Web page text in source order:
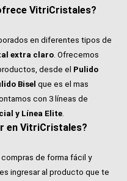
VitriCristales?
en diferentes tipos de
extra claro . Ofrecemos
desde el Pulido
Bisel que es el mas
con 3 líneas de
y Línea Elite
en VitriCristales?
de forma fácil y
ingresar al producto que te